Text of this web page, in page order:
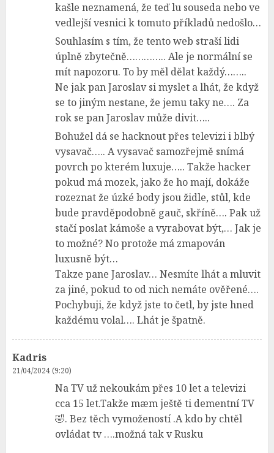
kašle neznamená, že teď lu souseda nebo ve
vedlejší vesnici k tomuto příkladů nedošlo…
Souhlasím s tím, že tento web straší lidi
úplně zbytečně………….. Ale je normální se
mít napozoru. To by měl dělat každý……..
Ne jak pan Jaroslav si myslet a lhát, že když
se to jiným nestane, že jemu taky ne…. Za
rok se pan Jaroslav může divit…..
Bohužel dá se hacknout přes televizi i blbý
vysavač….. A vysavač samozřejmě snímá
povrch po kterém luxuje….. Takže hacker
pokud má mozek, jako že ho mají, dokáže
rozeznat že úzké body jsou židle, stůl, kde
bude pravděpodobně gauč, skříně…. Pak už
stačí poslat kámoše a vyrabovat být,… Jak je
to možné? No protože má zmapován
luxusně být…
Takze pane Jaroslav… Nesmíte lhát a mluvit
za jiné, pokud to od nich nemáte ověřené….
Pochybuji, že když jste to četl, by jste hned
každému volal…. Lhát je špatně.
Kadris
21/04/2024 (9:20)
Na TV už nekoukám přes 10 let a televizi
cca 15 let.Takže mæm ještě ti dementní TV
🤣. Bez těch vymožeností .A kdo by chtěl
ovládat tv ….možná tak v Rusku